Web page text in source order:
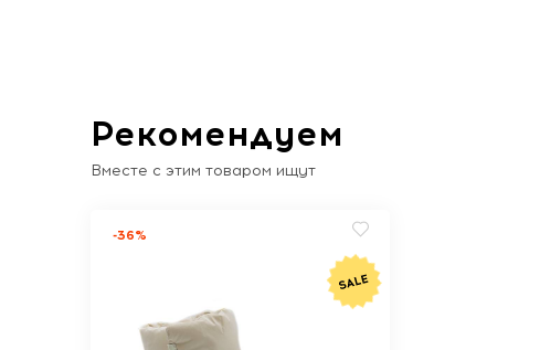
Рекомендуем
Вместе с этим товаром ищут
-36%